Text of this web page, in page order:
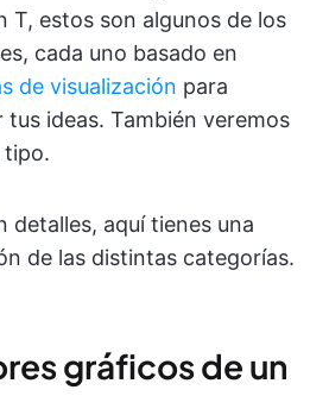
T, estos son algunos de los
cada uno basado en
de visualización para
tus ideas. También veremos
tipo.
detalles, aquí tienes una
de las distintas categorías.
gráficos de un